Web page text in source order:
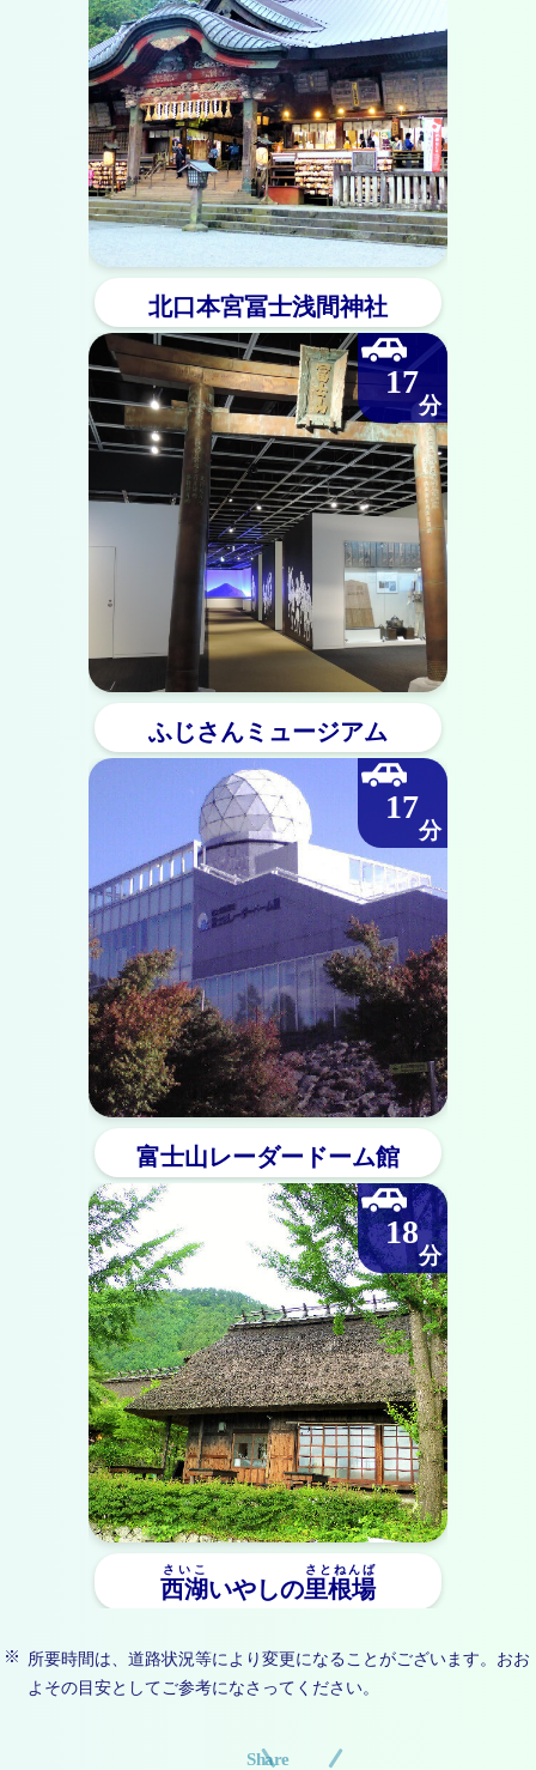
Share
北口本宮冨士浅間神社
ふじさんミュージアム
17
富士山レーダードーム館
17
西湖
さいこ
いやしの里根場
さとねんば
18
所要時間は、道路状況等により変更になることがございます。おお
よその目安としてご参考になさってください。